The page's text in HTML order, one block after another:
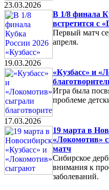
23.03.2026
В 1/8 финала
встретится с
Первый матч
апреля.
19.03.2026
«Кузбасс» и
Игра была
проблеме
17.03.2026
19 марта в
«Локомотив»
матч
Сибирское
внимания к
заболеваний.